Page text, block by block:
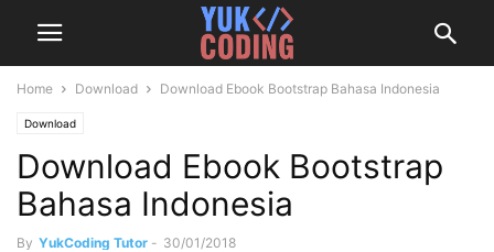
Home Download Download Ebook Bootstrap Bahasa Indonesia
Download
Download Ebook Bootstrap
Bahasa Indonesia
By YukCoding Tutor - 30/01/2018